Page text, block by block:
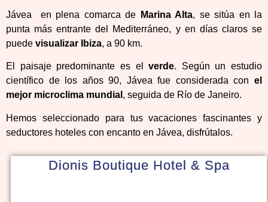
Jávea en plena comarca de Marina Alta, se sitúa en la
punta más entrante del Mediterráneo, y en días claros se
puede visualizar Ibiza, a 90 km.
El paisaje predominante es elverde. Según un estudio
científico de los años 90, Jávea fue considerada con el
mejor microclima mundial , seguida de Río de Janeiro.
Hemos seleccionado para tus vacaciones fascinantes y
seductores hoteles con encanto en Jávea, disfrútalos.
Dionis Boutique Hotel & Spa